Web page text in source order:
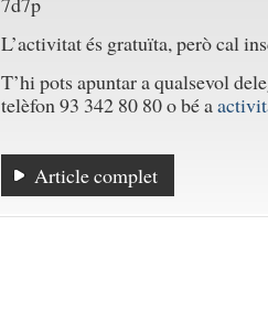
L’activitat és gratuïta, però cal
T’hi pots apuntar a qualsevol
telèfon 93 342 80 80 o bé a
Article complet